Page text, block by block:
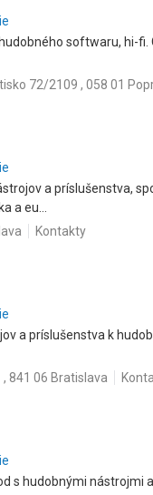
softwaru, hi-
72/2109 , 058 01
a príslušenstva,
a eu...
Kontakty
a príslušenstva k
841 06 Bratislava
s hudobnými nástrojmi